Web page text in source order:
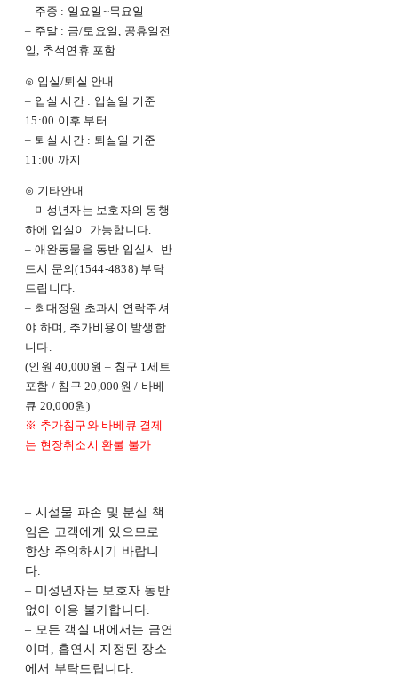
– 주중 : 일요일~목요일
– 주말 : 금/토요일, 공휴일전
일, 추석연휴 포함
⊙ 입실/퇴실 안내
– 입실 시간 : 입실일 기준
15:00 이후 부터
– 퇴실 시간 : 퇴실일 기준
11:00 까지
⊙ 기타안내
– 미성년자는 보호자의 동행
하에 입실이 가능합니다.
– 애완동물을 동반 입실시 반
드시 문의(1544-4838) 부탁
드립니다.
– 최대정원 초과시 연락주셔
야 하며, 추가비용이 발생합
니다.
(인원 40,000원 – 침구 1세트
포함 / 침구 20,000원 / 바베
큐 20,000원)
※ 추가침구와 바베큐 결제
는 현장취소시 환불 불가
– 시설물 파손 및 분실 책
임은 고객에게 있으므로
항상 주의하시기 바랍니
다.
– 미성년자는 보호자 동반
없이 이용 불가합니다.
– 모든 객실 내에서는 금연
이며, 흡연시 지정된 장소
에서 부탁드립니다.